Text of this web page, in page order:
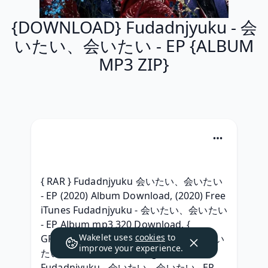
{DOWNLOAD} Fudadnjyuku - 会
いたい、会いたい - EP {ALBUM
MP3 ZIP}
{ RAR } Fudadnjyuku 会いたい、会いたい
- EP (2020) Album Download, (2020) Free
iTunes Fudadnjyuku - 会いたい、会いたい
- EP Album mp3 320 Download, {
GRATUIT } Fudadnjyuku - 会いたい、会い
たい - EP album télécharger, (Gratuit )
Wakelet uses cookies to
improve your experience.